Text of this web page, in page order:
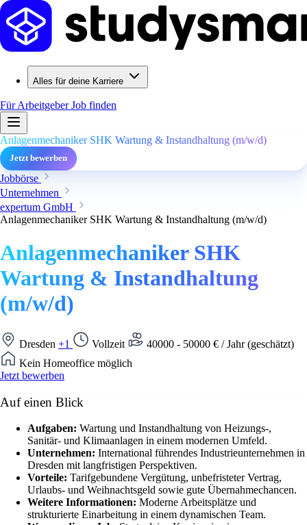
Alles für deine Karriere
Für ArbeitgeberJob finden
Anlagenmechaniker SHK Wartung & Instandhaltung (m/w/d)
Jetzt bewerben
Jobbörse
Unternehmen
expertum GmbH
Anlagenmechaniker SHK Wartung & Instandhaltung (m/w/d)
Anlagenmechaniker SHK
Wartung & Instandhaltung
(m/w/d)
Dresden +1 Vollzeit
40000 - 50000 € / Jahr (geschätzt)
Kein Homeoffice möglich
Jetzt bewerben
Auf einen Blick
Aufgaben: Wartung und Instandhaltung von Heizungs-,
Sanitär- und Klimaanlagen in einem modernen Umfeld.
Unternehmen: International führendes Industrieunternehmen in
Dresden mit langfristigen Perspektiven.
Vorteile: Tarifgebundene Vergütung, unbefristeter Vertrag,
Urlaubs- und Weihnachtsgeld sowie gute Übernahmechancen.
Weitere Informationen: Moderne Arbeitsplätze und
strukturierte Einarbeitung in einem dynamischen Team.